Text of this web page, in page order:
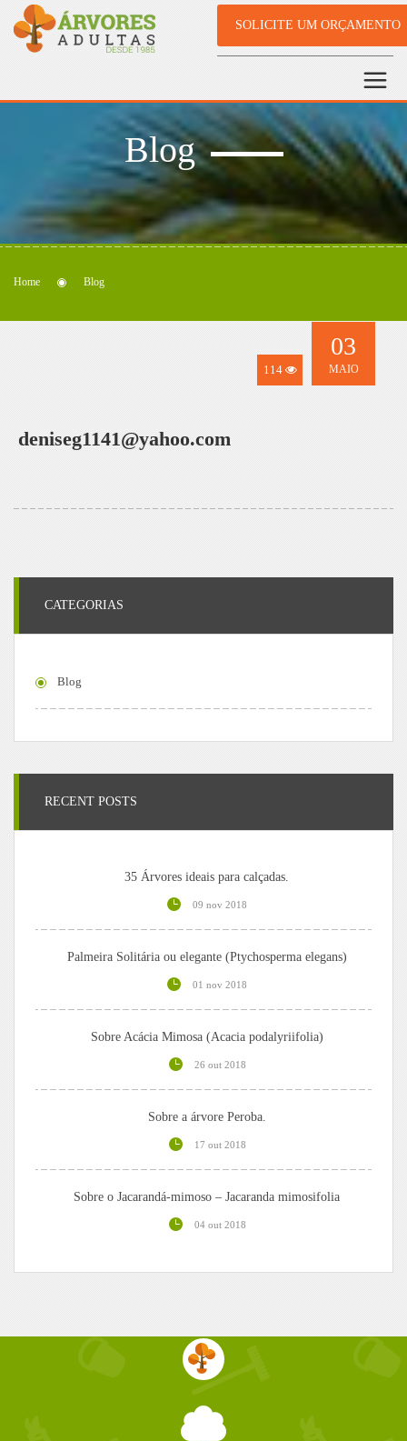
SOLICITE UM ORÇAMENTO
Blog
Home Blog
114
03
MAIO
deniseg1141@yahoo.com
CATEGORIAS
Blog
RECENT POSTS
35 Árvores ideais para calçadas.
09 nov 2018
Palmeira Solitária ou elegante (Ptychosperma elegans)
01 nov 2018
Sobre Acácia Mimosa (Acacia podalyriifolia)
26 out 2018
Sobre a árvore Peroba.
17 out 2018
Sobre o Jacarandá-mimoso – Jacaranda mimosifolia
04 out 2018